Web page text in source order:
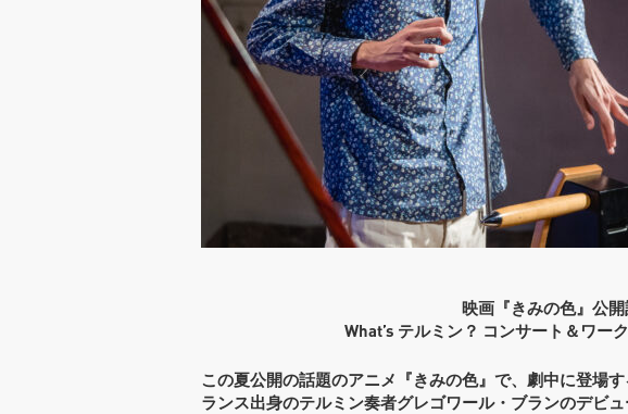
映画『きみの色』公
What’s テルミン？ コンサート＆ワー
この夏公開の話題のアニメ『きみの色』で、劇中に登場
ランス出身のテルミン奏者グレゴワール・ブランのデビ